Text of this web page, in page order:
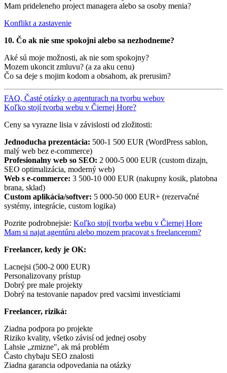
Mam prideleneho project managera alebo sa osoby menia?
Konflikt a zastavenie
10. Čo ak nie sme spokojni alebo sa nezhodneme?
Aké sú moje možnosti, ak nie som spokojny?
Mozem ukoncit zmluvu? (a za aku cenu)
Čo sa deje s mojim kodom a obsahom, ak prerusim?
FAQ, Časté otázky o agenturach na tvorbu webov
Koľko stojí tvorba webu v Čiernej Hore?
Ceny sa vyrazne lisia v závislosti od zložitosti:
Jednoducha prezentácia: 500-1 500 EUR (WordPress sablon,
malý web bez e-commerce)
Profesionalny web so SEO: 2 000-5 000 EUR (custom dizajn,
SEO optimalizácia, moderný web)
Web s e-commerce: 3 500-10 000 EUR (nakupny kosik, platobna
brana, sklad)
Custom aplikácia/softver: 5 000-50 000 EUR+ (rezervačné
systémy, integrácie, custom logika)
Pozrite podrobnejsie: Koľko stojí tvorba webu v Čiernej Hore
Mam si najat agentúru alebo mozem pracovat s freelancerom?
Freelancer, kedy je OK:
Lacnejsi (500-2 000 EUR)
Personalizovany prístup
Dobrý pre male projekty
Dobrý na testovanie napadov pred vacsimi investíciami
Freelancer, riziká:
Ziadna podpora po projekte
Riziko kvality, všetko závisí od jednej osoby
Lahsie „zmizne", ak má problém
Často chybaju SEO znalosti
Ziadna garancia odpovedania na otázky